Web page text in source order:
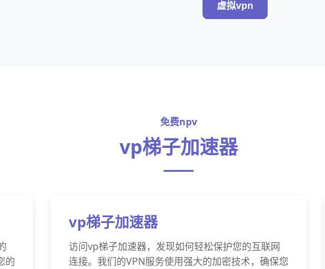
虚拟vpn
免费npv
vp梯子加速器
的
vp梯子加速器
访问vp梯子加速器，发现如何轻松保护您的互联网
连接。我们的VPN服务使用强大的加密技术，确保您